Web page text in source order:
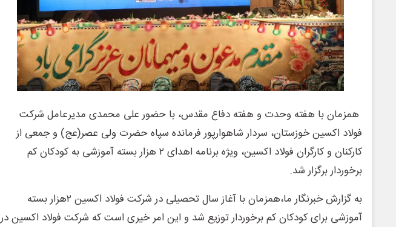
همزمان با هفته وحدت و هفته دفاع مقدس، با حضور علی محمدی مدیرعامل شرکت
فولاد اکسین خوزستان، سردار شاهوارپور فرمانده سپاه حضرت ولی عصر(عج) و جمعی از
کارکنان و کارگران فولاد اکسین، ویژه برنامه اهدای ۲ هزار بسته آموزشی به کودکان کم
برخوردار برگزار شد.
به گزارش خبرنگار ما،همزمان با آغاز سال تحصیلی در شرکت فولاد اکسین ۲هزار بسته
آموزشی برای کودکان کم برخوردار توزیع شد و این امر خیری است که شرکت فولاد اکسین در